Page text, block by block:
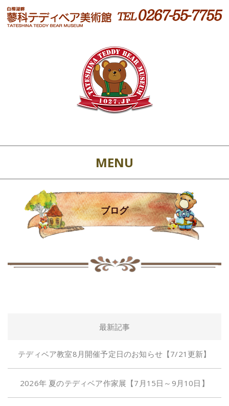
MENU
ブログ
最新記事
テディベア教室8月開催予定日のお知らせ【7/21更新】
2026年 夏のテディベア作家展【7月15日～9月10日】